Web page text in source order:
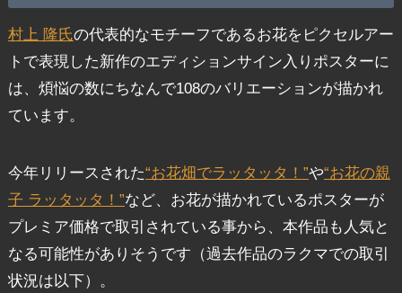
村上 隆氏の代表的なモチーフであるお花をピクセルアー
トで表現した新作のエディションサイン入りポスターに
は、煩悩の数にちなんで108のバリエーションが描かれ
ています。
今年リリースされた“お花畑でラッタッタ！”や“お花の親
子 ラッタッタ！”など、お花が描かれているポスターが
プレミア価格で取引されている事から、本作品も人気と
なる可能性がありそうです（過去作品のラクマでの取引
状況は以下）。